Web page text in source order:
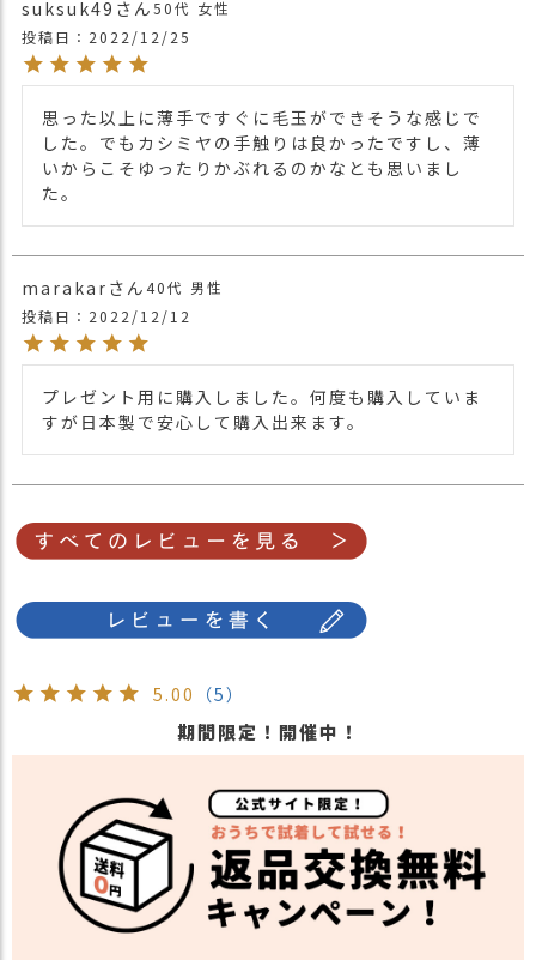
suksuk49 50代 女性
投稿日
2022/12/25
思った以上に薄手ですぐに毛玉ができそうな感じで
した。でもカシミヤの手触りは良かったですし、薄
いからこそゆったりかぶれるのかなとも思いまし
た。
marakar 40代 男性
投稿日
2022/12/12
プレゼント用に購入しました。何度も購入していま
すが日本製で安心して購入出来ます。
5.00 （5）
期間限定！開催中！